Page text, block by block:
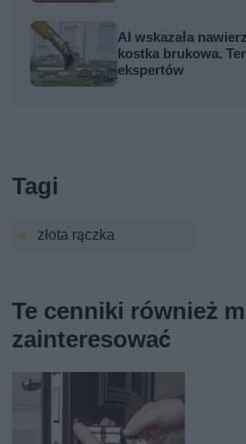
AI wskazała
kostka brukowa.
ekspertów
Tagi
złota rączka
Te cenniki również
zainteresować